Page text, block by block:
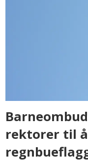
rektorer til